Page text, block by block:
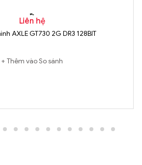
Liên hệ
AXLE GT730 2G DR3 128BIT
Thêm vào So sánh